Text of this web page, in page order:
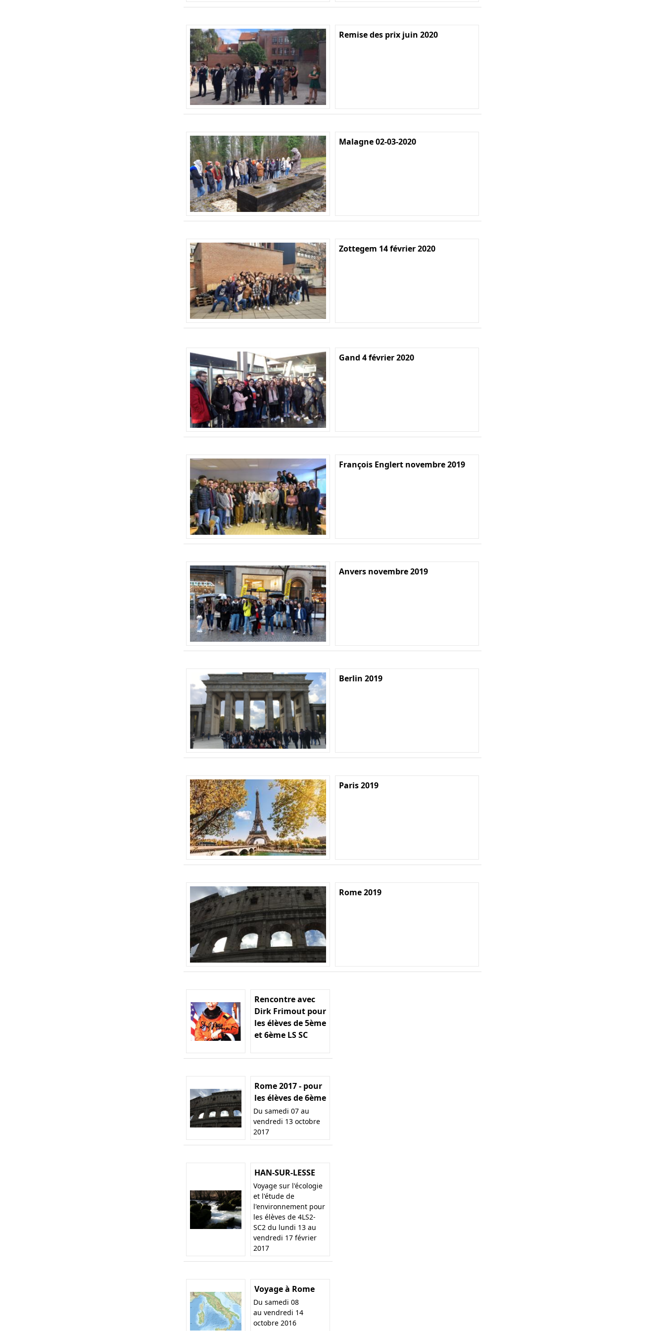
Remise des prix juin 2020
Malagne 02-03-2020
Zottegem 14 février 2020
Gand 4 février 2020
François Englert novembre 2019
Anvers novembre 2019
Berlin 2019
Paris 2019
Rome 2019
Rencontre avec
Dirk Frimout pour
les élèves de 5ème
et 6ème LS SC
Rome 2017 - pour
les élèves de 6ème
Du samedi 07 au
vendredi 13 octobre
2017
HAN-SUR-LESSE
Voyage sur l'écologie
et l'étude de
l'environnement pour
les élèves de 4LS2-
SC2 du lundi 13 au
vendredi 17 février
2017
Voyage à Rome
Du samedi 08
au vendredi 14
octobre 2016